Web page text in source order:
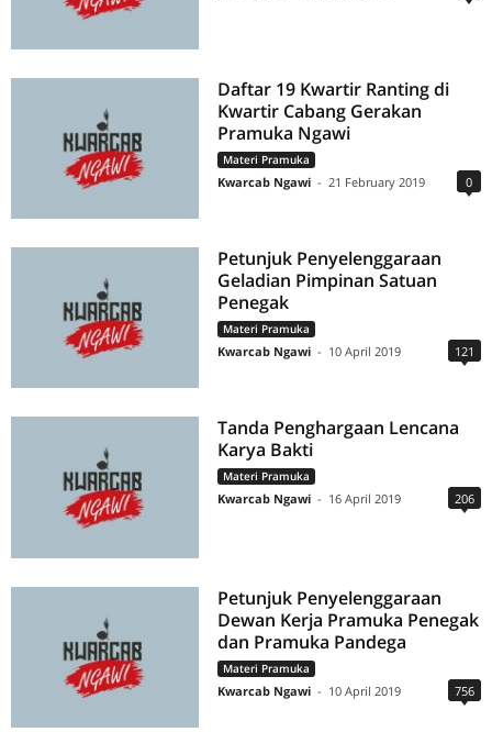
Daftar 19 Kwartir Ranting di
Kwartir Cabang Gerakan
Pramuka Ngawi
Materi Pramuka
Kwarcab Ngawi - 21 February 2019 0
Petunjuk Penyelenggaraan
Geladian Pimpinan Satuan
Penegak
Materi Pramuka
Kwarcab Ngawi - 10 April 2019 121
Tanda Penghargaan Lencana
Karya Bakti
Materi Pramuka
Kwarcab Ngawi - 16 April 2019 206
Petunjuk Penyelenggaraan
Dewan Kerja Pramuka Penegak
dan Pramuka Pandega
Materi Pramuka
Kwarcab Ngawi - 10 April 2019 756